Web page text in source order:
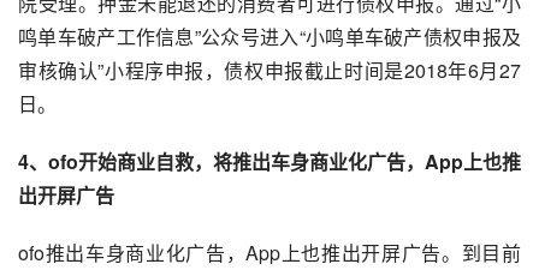
鸣单车破产工作信息”公众号进入“小鸣单车破产债权申报及
审核确认”小程序申报，债权申报截止时间是2018年6月27
日。
4、ofo开始商业自救，将推出车身商业化广告，App上也推
出开屏广告
ofo推出车身商业化广告，App上也推出开屏广告。到目前